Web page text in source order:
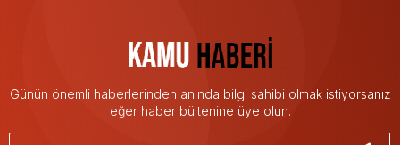
Günün önemli haberlerinden anında bilgi sahibi olmak istiyorsanız
eğer haber bültenine üye olun.